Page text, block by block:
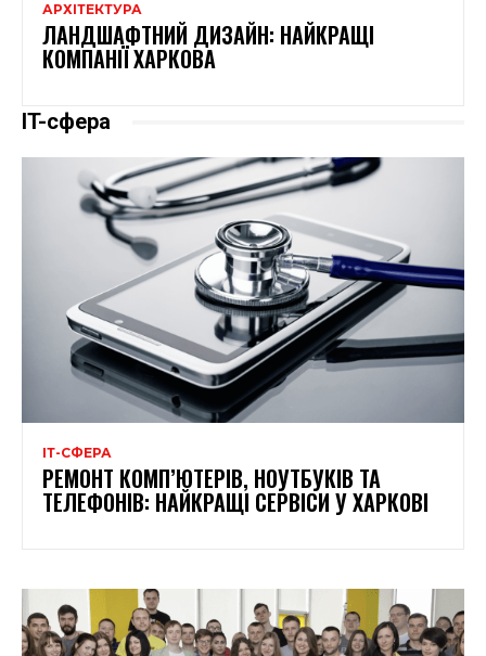
АРХІТЕКТУРА
ЛАНДШАФТНИЙ ДИЗАЙН: НАЙКРАЩІ
КОМПАНІЇ ХАРКОВА
IT-сфера
ІТ-СФЕРА
РЕМОНТ КОМП’ЮТЕРІВ, НОУТБУКІВ ТА
ТЕЛЕФОНІВ: НАЙКРАЩІ СЕРВІСИ У ХАРКОВІ